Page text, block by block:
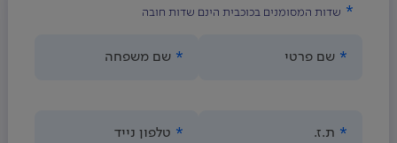
שדות המסומנים בכוכבית הינם שדות חובה
שם פרטי שם משפחה
ת.ז. טלפון נייד